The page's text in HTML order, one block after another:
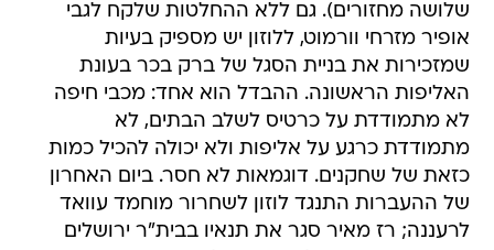
שלושה מחזורים). גם ללא ההחלטות שלקח לגבי
אופיר מזרחי וורמוט, ללוזון יש מספיק בעיות
שמזכירות את בניית הסגל של ברק בכר בעונת
האליפות הראשונה. ההבדל הוא אחד: מכבי חיפה
לא מתמודדת על כרטיס לשלב הבתים, לא
מתמודדת כרגע על אליפות ולא יכולה להכיל כמות
כזאת של שחקנים. דוגמאות לא חסר. ביום האחרון
של ההעברות התנגד לוזון לשחרור מוחמד עוואד
לרעננה; רז מאיר סגר את תנאיו בבית"ר ירושלים